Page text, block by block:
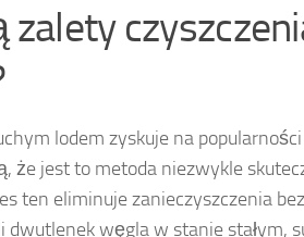
zalety
lodem zyskuje na
że jest to metoda niezwykle
ten eliminuje zanieczyszczenia
dwutlenek węgla w stanie stałym,